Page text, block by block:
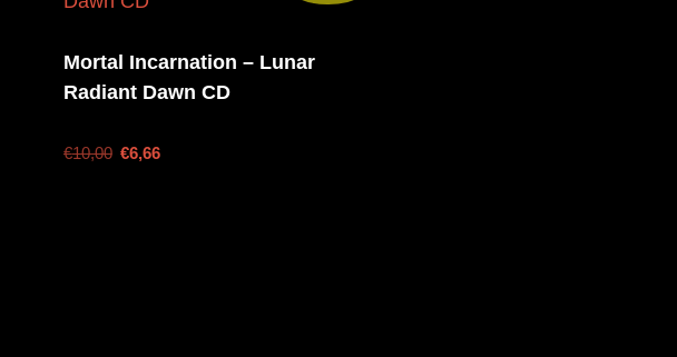
Mortal Incarnation – Lunar
Radiant Dawn CD
€10,00 €6,66